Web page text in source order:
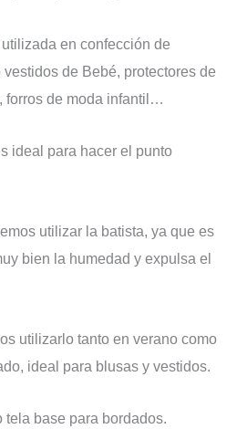
en confección de
de Bebé, protectores de
de moda infantil…
ideal para hacer el punto
utilizar la batista, ya que es
bien la humedad y expulsa el
utilizarlo tanto en verano como
ideal para blusas y vestidos.
tela base para bordados.